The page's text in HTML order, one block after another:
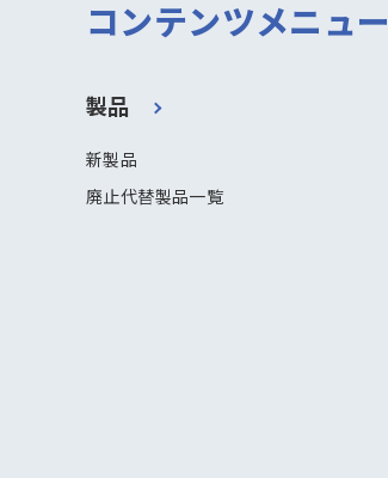
コンテンツメニュー
製品
新製品
廃止代替製品一覧